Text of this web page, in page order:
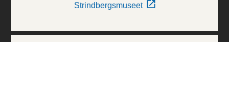
Strindbergsmuseet